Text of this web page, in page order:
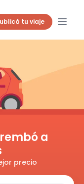
tu viaje
a
precio